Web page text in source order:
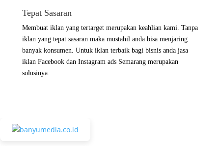
Tepat Sasaran
Membuat iklan yang tertarget merupakan keahlian kami. Tanpa
iklan yang tepat sasaran maka mustahil anda bisa menjaring
banyak konsumen. Untuk iklan terbaik bagi bisnis anda jasa
iklan Facebook dan Instagram ads Semarang merupakan
solusinya.